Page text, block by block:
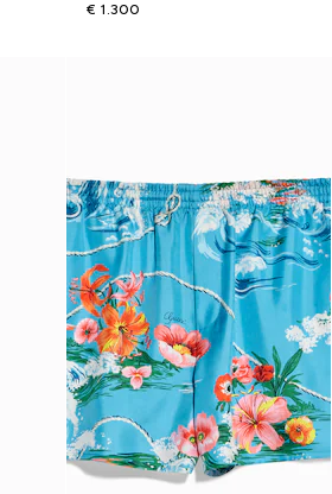
€ 1.300